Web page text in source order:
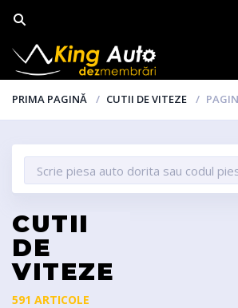
PRIMA PAGINĂ CUTII DE VITEZE
CUTII
DE
VITEZE
591 ARTICOLE